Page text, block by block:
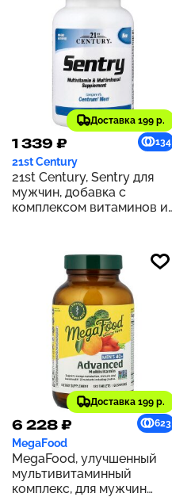
Доставка 199 р.
1 339 ₽ 134
21st Century
21st Century, Sentry для
мужчин, добавка с
комплексом витаминов и
Доставка 199 р.
6 228 ₽ 623
MegaFood
MegaFood, улучшенный
мультивитаминный
комплекс, для мужчин